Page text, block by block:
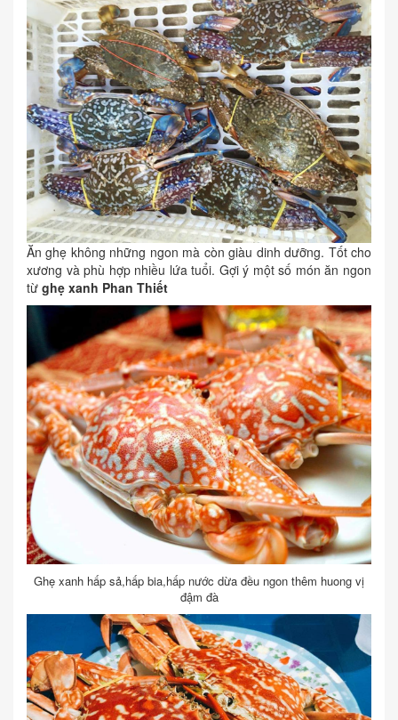
Ăn ghẹ không những ngon mà còn giàu dinh dưỡng. Tốt cho
xương và phù hợp nhiều lứa tuổi. Gợi ý một số món ăn ngon
từ ghẹ xanh Phan Thiết
Ghẹ xanh hấp sả,hấp bia,hấp nước dừa đều ngon thêm huong vị
đậm đà